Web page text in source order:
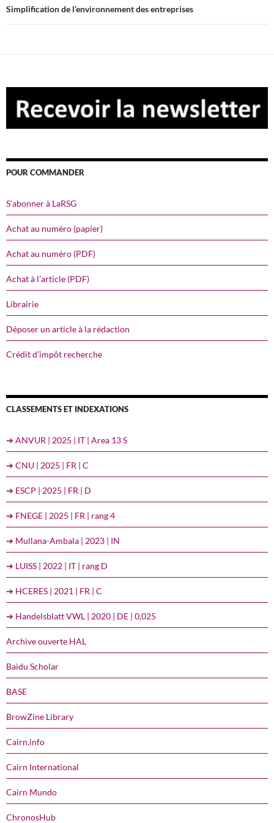
Simplification de l’environnement des entreprises
POUR COMMANDER
S’abonner à LaRSG
Achat au numéro (papier)
Achat au numéro (PDF)
Achat à l’article (PDF)
Librairie
Déposer un article à la rédaction
Crédit d’impôt recherche
CLASSEMENTS ET INDEXATIONS
➔ ANVUR | 2025 | IT | Area 13 S
➔ CNU | 2025 | FR | C
➔ ESCP | 2025 | FR | D
➔ FNEGE | 2025 | FR | rang 4
➔ Mullana-Ambala | 2023 | IN
➔ LUISS | 2022 | IT | rang D
➔ HCERES | 2021 | FR | C
➔ Handelsblatt VWL | 2020 | DE | 0,025
Archive ouverte HAL
Baidu Scholar
BASE
BrowZine Library
Cairn.info
Cairn International
Cairn Mundo
ChronosHub